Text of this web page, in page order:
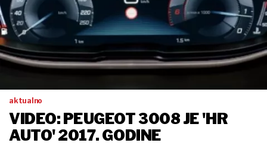
aktualno
VIDEO: PEUGEOT 3008 JE 'HR
AUTO' 2017. GODINE